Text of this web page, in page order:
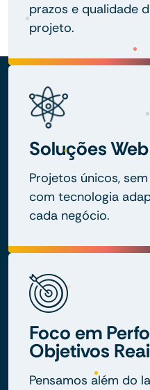
prazos e qualidade
projeto.
Soluções
Projetos únicos,
com tecnologia
cada negócio.
Foco em
Objetivos
Pensamos além do